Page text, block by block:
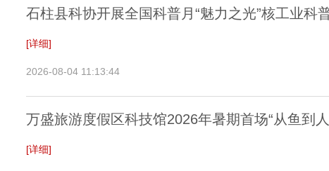
石柱县科协开展全国科普月“魅力之光”核工业科
[详细]
2026-08-04 11:13:44
万盛旅游度假区科技馆2026年暑期首场“从鱼
[详细]